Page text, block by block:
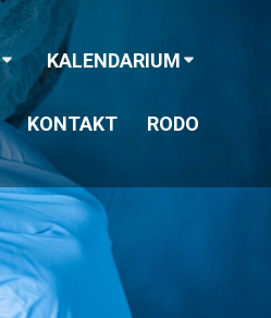
KALENDARIUM
KONTAKT RODO